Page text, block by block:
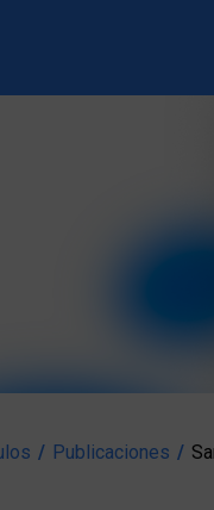
/ Publicaciones /